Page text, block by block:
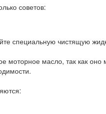
советов:
специальную чистящую
моторное масло, так как оно